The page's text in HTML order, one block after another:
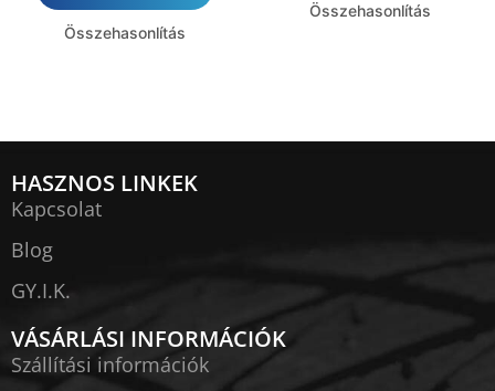
Összehasonlítás
Összehasonlítás
HASZNOS LINKEK
Kapcsolat
Blog
GY.I.K.
VÁSÁRLÁSI INFORMÁCIÓK
Szállítási információk